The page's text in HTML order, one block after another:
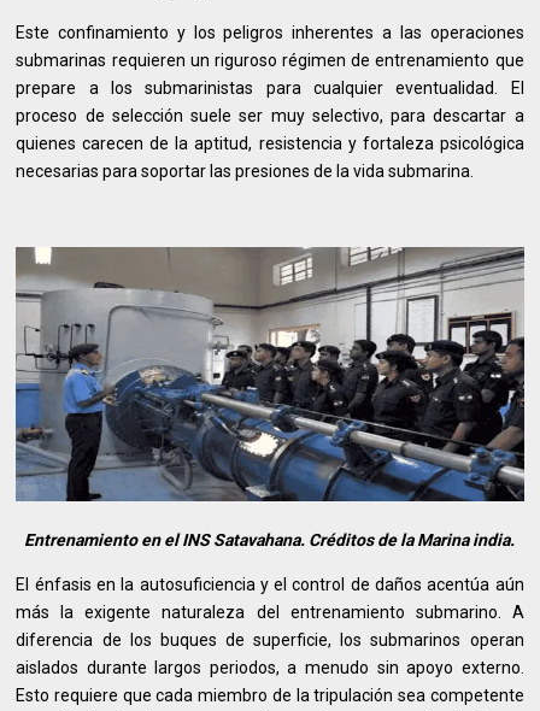
Este confinamiento y los peligros inherentes a las operaciones
submarinas requieren un riguroso régimen de entrenamiento que
prepare a los submarinistas para cualquier eventualidad. El
proceso de selección suele ser muy selectivo, para descartar a
quienes carecen de la aptitud, resistencia y fortaleza psicológica
necesarias para soportar las presiones de la vida submarina.
Entrenamiento en el INS Satavahana. Créditos de la Marina india.
El énfasis en la autosuficiencia y el control de daños acentúa aún
más la exigente naturaleza del entrenamiento submarino. A
diferencia de los buques de superficie, los submarinos operan
aislados durante largos periodos, a menudo sin apoyo externo.
Esto requiere que cada miembro de la tripulación sea competente